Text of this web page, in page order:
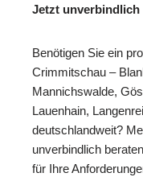
Jetzt unverbindlich
Benötigen Sie ein
Crimmitschau –
Mannichswalde,
Lauenhain,
deutschlandweit?
unverbindlich
für Ihre